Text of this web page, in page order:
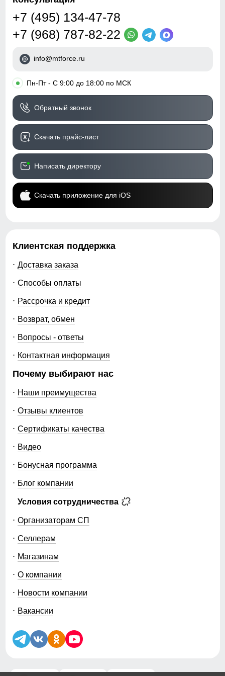
+7 (495) 134-47-78
+7 (968) 787-82-22
info@mtforce.ru
• Пн-Пт - С 9:00 до 18:00 по МСК
Обратный звонок
Скачать прайс-лист
Написать директору
Скачать приложение для iOS
Клиентская поддержка
Доставка заказа
Способы оплаты
Рассрочка и кредит
Возврат, обмен
Вопросы - ответы
Контактная информация
Почему выбирают нас
Наши преимущества
Отзывы клиентов
Сертификаты качества
Видео
Бонусная программа
Блог компании
Условия сотрудничества
Организаторам СП
Селлерам
Магазинам
О компании
Новости компании
Вакансии